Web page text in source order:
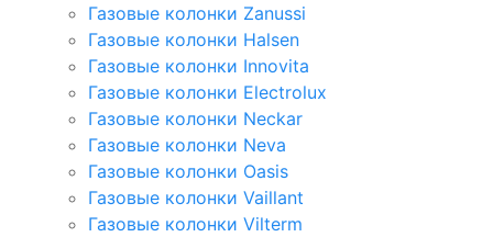
Газовые колонки Zanussi
Газовые колонки Halsen
Газовые колонки Innovita
Газовые колонки Electrolux
Газовые колонки Neckar
Газовые колонки Neva
Газовые колонки Oasis
Газовые колонки Vaillant
Газовые колонки Vilterm